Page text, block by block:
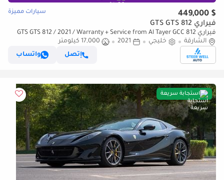
$ 449,000 سيارات مميزة
فيراري 812 GTS GTS
فيراري 812 GTS GTS 812 / 2021 / Warranty + Service from Al Tayer GCC
الشارقة
خليجي 2021
17,000 كيلومتر
إتصل
واتساب
استجابة سريعة